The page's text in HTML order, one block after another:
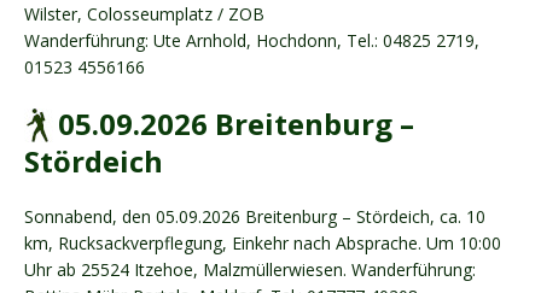
Wilster, Colosseumplatz / ZOB
Wanderführung: Ute Arnhold, Hochdonn, Tel.: 04825 2719,
01523 4556166
05.09.2026 Breitenburg –
Stördeich
Sonnabend, den 05.09.2026 Breitenburg – Stördeich, ca. 10
km, Rucksackverpflegung, Einkehr nach Absprache. Um 10:00
Uhr ab 25524 Itzehoe, Malzmüllerwiesen. Wanderführung: